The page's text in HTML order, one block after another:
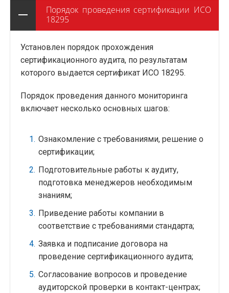
Порядок проведения сертификации ИСО
18295
Установлен порядок прохождения
сертификационного аудита, по результатам
которого выдается сертификат ИСО 18295.
Порядок проведения данного мониторинга
включает несколько основных шагов:
Ознакомление с требованиями, решение о
сертификации;
Подготовительные работы к аудиту,
подготовка менеджеров необходимым
знаниям;
Приведение работы компании в
соответствие с требованиями стандарта;
Заявка и подписание договора на
проведение сертификационного аудита;
Согласование вопросов и проведение
аудиторской проверки в контакт-центрах;